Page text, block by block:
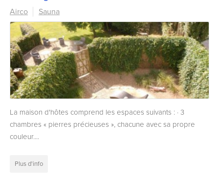
Airco Sauna
La maison d'hôtes comprend les espaces suivants : · 3
chambres « pierres précieuses », chacune avec sa propre
couleur....
Plus d'info